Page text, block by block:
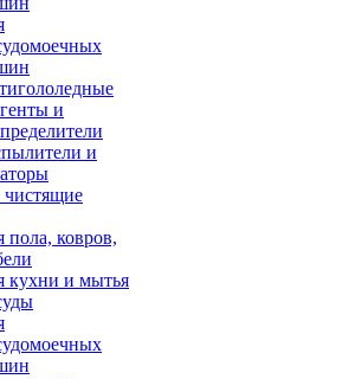
и
и
пола, ковров,
кухни и мытья